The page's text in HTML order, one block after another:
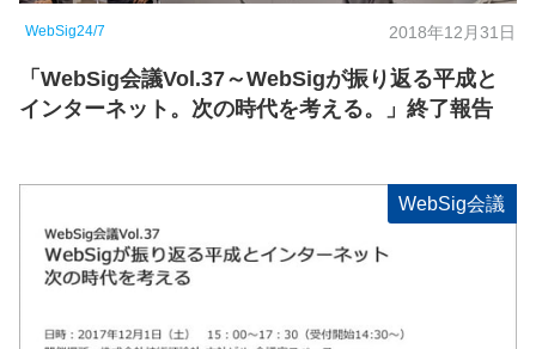
WebSig24/7 2018年12月31日
「WebSig会議Vol.37～WebSigが振り返る平成と
インターネット。次の時代を考える。」終了報告
WebSig会議